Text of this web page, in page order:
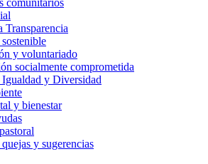
Transparencia
y voluntariado
socialmente comprometida
y Diversidad
y bienestar
y sugerencias